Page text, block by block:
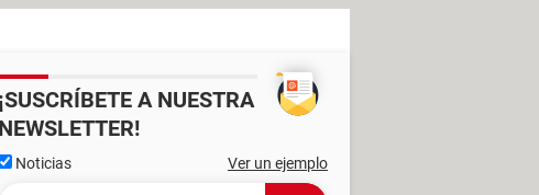
¡SUSCRÍBETE A NUESTRA
NEWSLETTER!
Noticias Ver un ejemplo